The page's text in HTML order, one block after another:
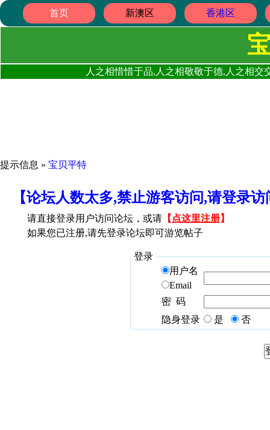
首页 新澳区 香港区
人之相惜惜于品,人之相敬敬于德,人之相
提示信息 » 宝贝平特
【论坛人数太多,禁止游客访问,请登录
请直接登录用户访问论坛，或请 【 点这里注册】
如果您已注册,请先登录论坛即可游览帖子
登录
用户名
Email
密 码
隐身登录
是 否